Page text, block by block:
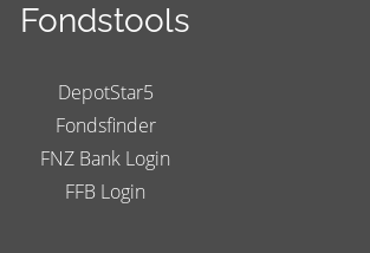
Fondstools
DepotStar5
Fondsfinder
FNZ Bank Login
FFB Login